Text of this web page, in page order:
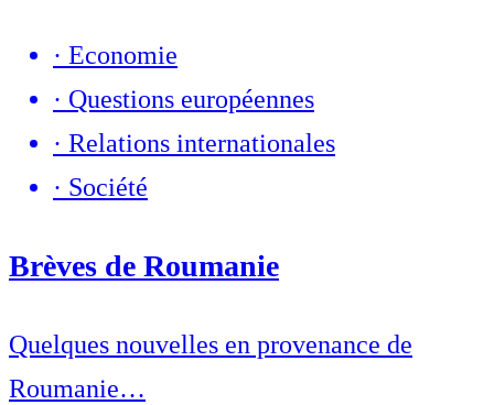
· Economie
· Questions européennes
· Relations internationales
· Société
Brèves de Roumanie
Quelques nouvelles en provenance de
Roumanie…